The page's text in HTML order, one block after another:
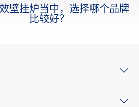
壁挂炉当中，选择哪个品牌
比较好？